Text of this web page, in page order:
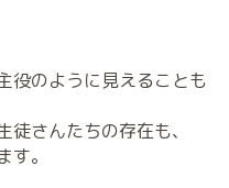
役のように見えることも
さんたちの存在も、
。